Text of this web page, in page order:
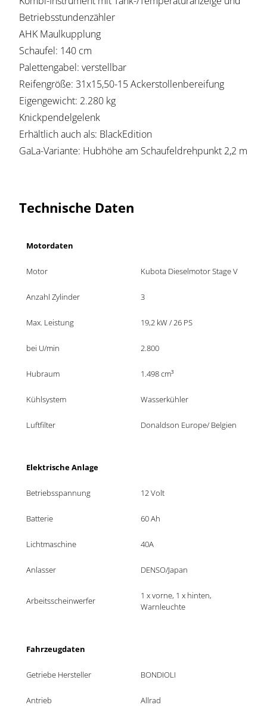
Betriebsstundenzähler
AHK Maulkupplung
Schaufel: 140 cm
Palettengabel: verstellbar
Reifengröße: 31x15,50-15 Ackerstollenbereifung
Eigengewicht: 2.280 kg
Knickpendelgelenk
Erhältlich auch als: BlackEdition
GaLa-Variante: Hubhöhe am Schaufeldrehpunkt 2,2 m
Technische Daten
Motordaten
Motor Kubota Dieselmotor Stage V
Anzahl Zylinder 3
Max. Leistung 19,2 kW / 26 PS
bei U/min 2.800
Hubraum 1.498 cm³
Kühlsystem Wasserkühler
Luftfilter Donaldson Europe/ Belgien
Elektrische Anlage
Betriebsspannung 12 Volt
Batterie 60 Ah
Lichtmaschine 40A
Anlasser DENSO/Japan
Arbeitsscheinwerfer
1 x vorne, 1 x hinten,
Warnleuchte
Fahrzeugdaten
Getriebe Hersteller BONDIOLI
Antrieb Allrad